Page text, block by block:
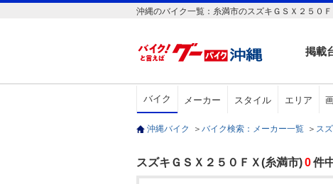
沖縄のバイク一覧：糸満市のスズキＧＳＸ２５０
掲載
バイク メーカー スタイル エリア
沖縄バイク ＞ バイク検索：メーカー一覧 ＞ ス
スズキＧＳＸ２５０ＦＸ(糸満市)0件